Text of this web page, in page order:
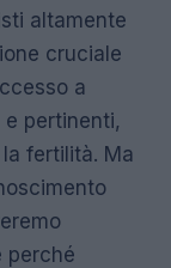
altamente
cruciale
a
pertinenti,
fertilità. Ma
perché